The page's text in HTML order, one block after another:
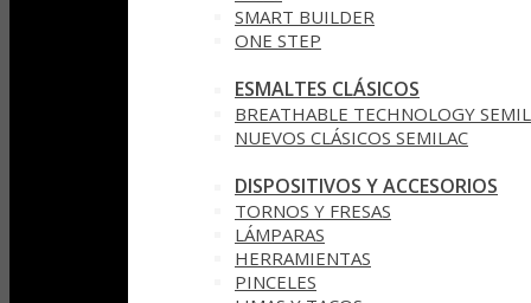
SMART BUILDER
ONE STEP
ESMALTES CLÁSICOS
BREATHABLE TECHNOLOGY
NUEVOS CLÁSICOS SEMILAC
DISPOSITIVOS Y ACCESORIOS
TORNOS Y FRESAS
LÁMPARAS
HERRAMIENTAS
PINCELES